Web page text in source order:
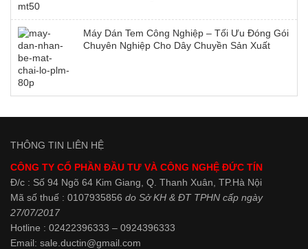
Máy Dán Tem Công Nghiệp – Tối Ưu Đóng Gói
Chuyên Nghiệp Cho Dây Chuyền Sản Xuất
THÔNG TIN LIÊN HỆ
CÔNG TY CỔ PHẦN ĐẦU TƯ VÀ CÔNG NGHỆ ĐỨC TÍN
Đ/c : Số 94 Ngõ 64 Kim Giang, Q. Thanh Xuân, TP.Hà Nội
Mã số thuế : 0107935856 do Sở KH & ĐT TPHN cấp ngày
27/07/2017
Hotline : 02422396333 – 0924396333
Email: sale.ductin@gmail.com